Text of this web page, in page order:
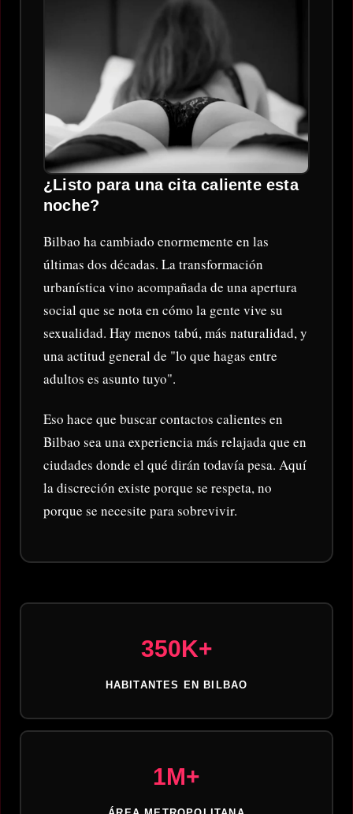
¿Listo para una cita caliente esta
noche?
Bilbao ha cambiado enormemente en las
últimas dos décadas. La transformación
urbanística vino acompañada de una apertura
social que se nota en cómo la gente vive su
sexualidad. Hay menos tabú, más naturalidad, y
una actitud general de "lo que hagas entre
adultos es asunto tuyo".
Eso hace que buscar contactos calientes en
Bilbao sea una experiencia más relajada que en
ciudades donde el qué dirán todavía pesa. Aquí
la discreción existe porque se respeta, no
porque se necesite para sobrevivir.
350K+
HABITANTES EN BILBAO
1M+